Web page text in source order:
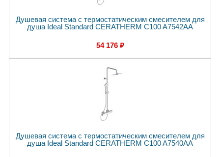
Душевая система с термостатическим смесителем для
душа Ideal Standard CERATHERM C100 A7542AA
54 176 ₽
Душевая система с термостатическим смесителем для
душа Ideal Standard CERATHERM C100 A7540AA